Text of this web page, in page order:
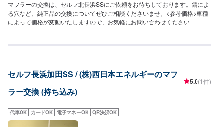
マフラーの交換は、セルフ北長浜SSにご依頼をお待ちしております。錆によ
る穴など、純正品の交換についてぜひご相談くださいませ。<参考価格>車種
によって価格が変動いたしますので、お気軽にお問い合わせください
セルフ長浜加田SS / (株)西日本エネルギーのマフ
ラー交換 (持ち込み)
5.0(1件)
代車OK カードOK 電子マネーOK QR決済OK